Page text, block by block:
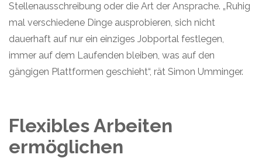
Stellenausschreibung oder die Art der Ansprache. „Ruhig
mal verschiedene Dinge ausprobieren, sich nicht
dauerhaft auf nur ein einziges Jobportal festlegen,
immer auf dem Laufenden bleiben, was auf den
gängigen Plattformen geschieht“, rät Simon Umminger.
Flexibles Arbeiten
ermöglichen